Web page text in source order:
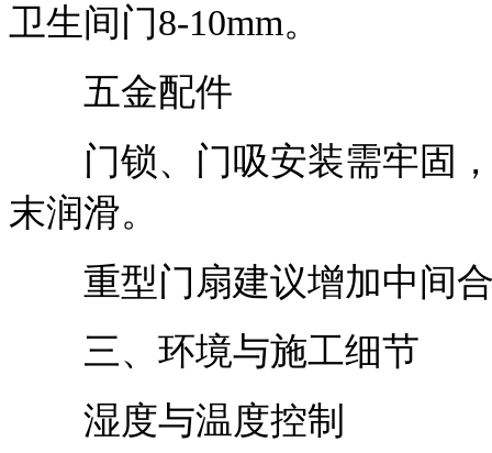
卫生间门8-10mm。
五金配件
门锁、门吸安装需牢固，
末润滑。
重型门扇建议增加中间合
三、环境与施工细节
湿度与温度控制